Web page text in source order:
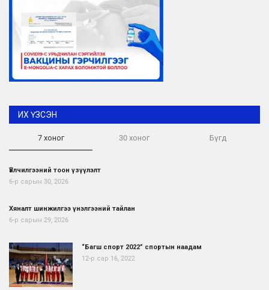
ИХ ҮЗСЭН
7 хоног 30 хоног Бүгд
Үйлчилгээний тоон үзүүлэлт
6-р сарын 30, 2026
Хяналт шинжилгээ үнэлгээний тайлан
6-р сарын 29, 2026
“Багш спорт 2022” спортын наадам
12-р сар 16, 2022